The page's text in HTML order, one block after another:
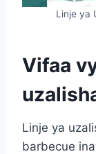
Linje ya
Vifaa
Linje ya
barbecue